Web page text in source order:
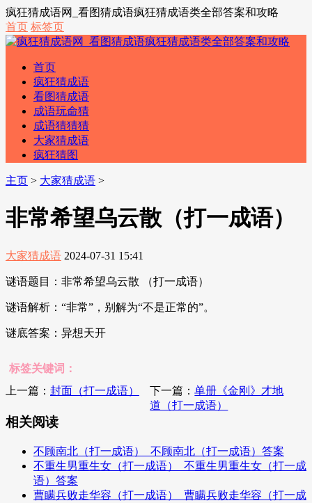
疯狂猜成语网_看图猜成语疯狂猜成语类全部答案和攻略
首页 标签页
首页
疯狂猜成语
看图猜成语
成语玩命猜
成语猜猜猜
大家猜成语
疯狂猜图
主页 > 大家猜成语 >
非常希望乌云散（打一成语）
大家猜成语 2024-07-31 15:41
谜语题目：非常希望乌云散 （打一成语）
谜语解析：“非常”，别解为“不是正常的”。
谜底答案：异想天开
标签关键词：
上一篇： 封面（打一成语） 下一篇：单册《金刚》才地
道（打一成语）
相关阅读
不顾南北（打一成语）_不顾南北（打一成语）答案
不重生男重生女（打一成语）_不重生男重生女（打一成
语）答案
曹瞒兵败走华容（打一成语）_曹瞒兵败走华容（打一成